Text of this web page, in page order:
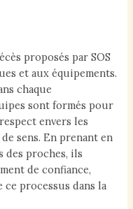
proposés par SOS
et aux équipements.
chaque
sont formés pour
envers les
sens. En prenant en
des proches, ils
de confiance,
processus dans la